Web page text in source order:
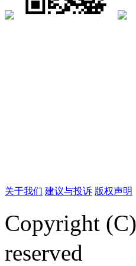
关于我们 建议与投诉 版权声明
Copyright
reserved